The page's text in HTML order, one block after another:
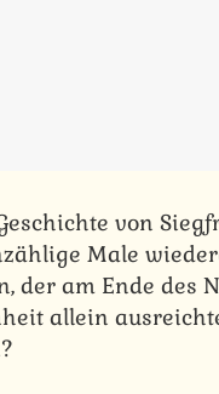
von
Male
der am Ende des
allein